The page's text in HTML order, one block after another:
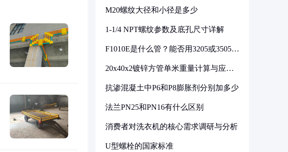
M20螺纹大径和小径是多少
1-1/4 NPT螺纹参数及底孔尺寸详解
F1010E是什么管？能否用3205或3505代
20x40x2镀锌方管单米重量计算与应用
抗渗混凝土中P6和P8膨胀剂分别加多少
法兰PN25和PN16有什么区别
消费者对洗衣机的核心需求调研与分析
U型螺栓的国家标准